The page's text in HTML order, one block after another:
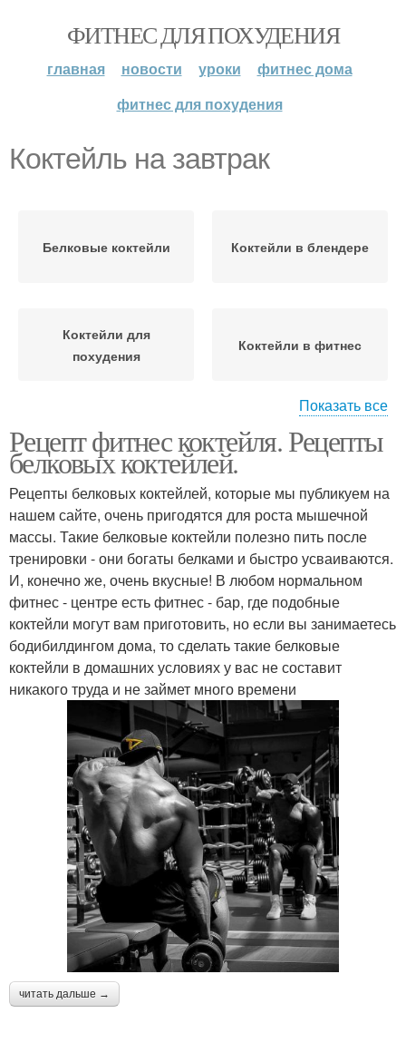
ФИТНЕС ДЛЯ ПОХУДЕНИЯ
главная новости уроки
фитнес дома
фитнес для похудения
Коктейль на завтрак
Белковые коктейли Коктейли в блендере
Коктейли для
похудения
Коктейли в фитнес
Белково-углеводный
коктейль
Коктейль перед
тренировкой
Белковый коктейль
Клубнично-банановый
коктейль
Углеводный коктейль Протеиновый коктейль
Коктейль с творогом Коктейль для костей
Безалкогольные
коктейли
Коктейли на завтрак
Клубничный коктейль Коктейль с бананом
Показать все
Рецепт фитнес коктейля. Рецепты
белковых коктейлей.
Рецепты белковых коктейлей, которые мы публикуем на
нашем сайте, очень пригодятся для роста мышечной
массы. Такие белковые коктейли полезно пить после
тренировки - они богаты белками и быстро усваиваются.
И, конечно же, очень вкусные! В любом нормальном
фитнес - центре есть фитнес - бар, где подобные
коктейли могут вам приготовить, но если вы занимаетесь
бодибилдингом дома, то сделать такие белковые
коктейли в домашних условиях у вас не составит
никакого труда и не займет много времени
читать дальше →